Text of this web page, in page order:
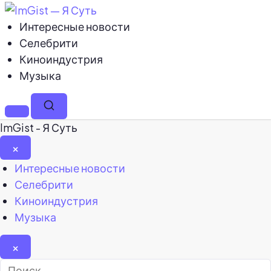
Интересные новости
Селебрити
Киноиндустрия
Музыка
МенюПоиск
ImGist - Я Суть
×
Закрыть
меню
Интересные новости
Селебрити
Киноиндустрия
Музыка
×
Найти: